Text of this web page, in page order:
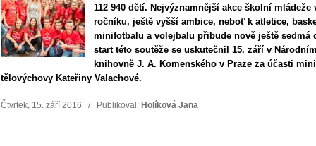
112 940 dětí. Nejvýznamnější akce školní
ročníku, ještě vyšší ambice, neboť k atletice,
minifotbalu a volejbalu přibude nově ještě
start této soutěže se uskutečnil 15. září v
knihovně J. A. Komenského v Praze za účasti
tělovýchovy Kateřiny Valachové.
Čtvrtek, 15. září 2016 / Publikoval: Holíková Jana